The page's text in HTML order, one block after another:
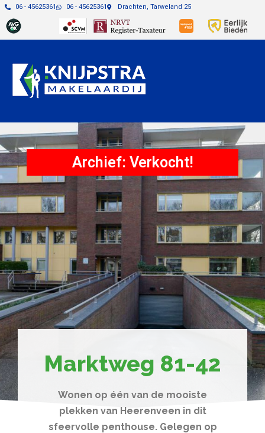
06 - 45625361 06 - 45625361 Drachten, Tarweland 25
Archief: Verkocht!
Marktweg 81-42
Wonen op één van de mooiste
plekken van Heerenveen in dit
sfeervolle penthouse. Gelegen op